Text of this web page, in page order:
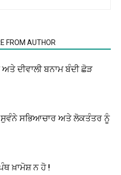
FROM AUTHOR
ਦੀਵਾਲੀ ਬਨਾਮ ਬੰਦੀ ਛੋੜ
ਸੁਵੰਨੇ ਸਭਿਆਚਾਰ ਅਤੇ ਲੋਕਤੰਤਰ ਨੂੰ
ਖ਼ਾਮੋਸ਼ ਨ ਹੋ !